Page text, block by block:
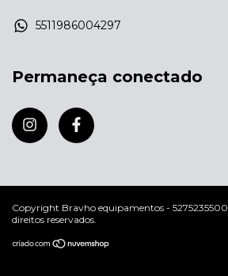
5511986004297
Permaneça conectado
Copyright Bravho equipamentos -
direitos reservados.